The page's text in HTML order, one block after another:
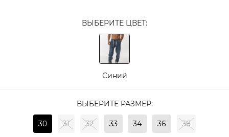
ВЫБЕРИТЕ ЦВЕТ:
Синий
ВЫБЕРИТЕ РАЗМЕР:
30 31 32 33 34 36 38